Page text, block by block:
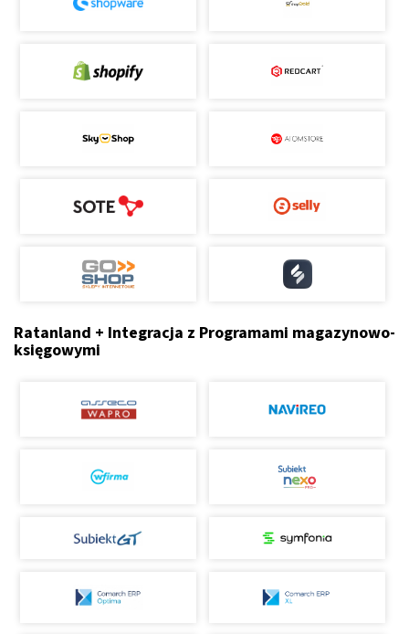
Ratanland + Integracja z Programami magazynowo-
księgowymi